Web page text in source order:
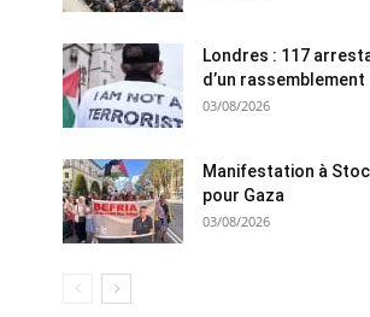
Londres : 117
d’un rassemblement
03/08/2026
Manifestation à
pour Gaza
03/08/2026